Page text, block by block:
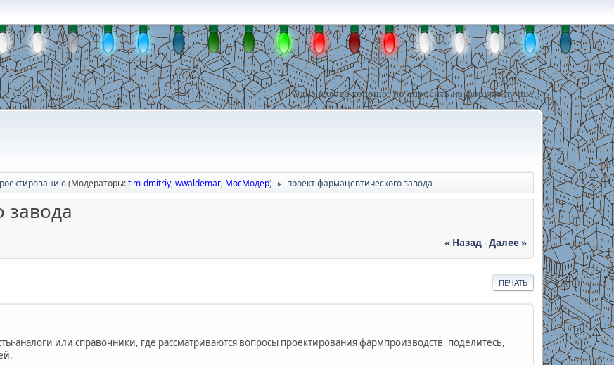
Одна голова хорошо, но спросить на форуме лучше !
(Модераторы:tim-dmitriy,wwaldemar, МосМодер) ► проект фармацевтического завода
завода
« Назад-Далее »
ПЕЧАТЬ
аналоги или справочники, где рассматриваются вопросы проектирования фармпроизводств, поделитесь,